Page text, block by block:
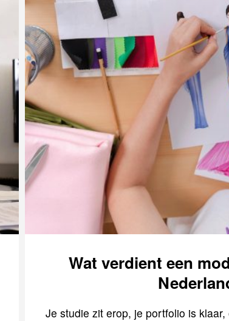
Wat verdient een
Je studie zit erop, je portfolio is